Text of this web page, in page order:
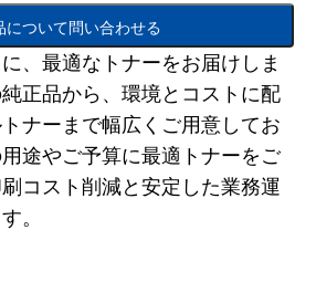
について問い合わせる
、最適なトナーをお届けしま
正品から、環境とコストに配
ナーまで幅広くご用意してお
途やご予算に最適トナーをご
コスト削減と安定した業務運
。